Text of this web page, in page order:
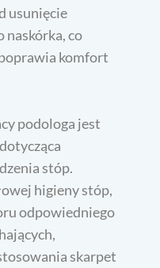
usunięcie
naskórka, co
komfort
podologa jest
stóp.
higieny stóp,
odpowiedniego
skarpet